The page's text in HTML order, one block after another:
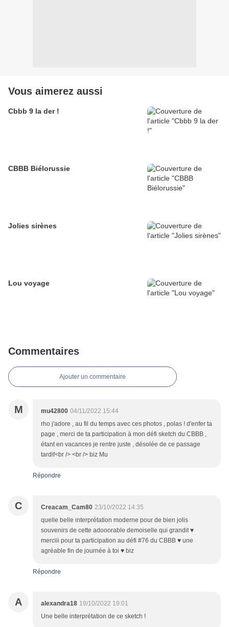
Vous aimerez aussi
Cbbb 9 la der !
CBBB Biélorussie
Jolies sirènes
Lou voyage
Commentaires
Ajouter un commentaire
M mu42800 04/11/2022 15:44
rho j'adore , au fil du temps avec ces photos , polas ! d'enfer ta
page , merci de ta participation à mon défi sketch du CBBB ,
étant en vacances je rentre juste , désolée de ce passage
tardif<br /> <br /> biz Mu
Répondre
C Creacam_Cam80 23/10/2022 14:35
quelle belle interprétation moderne pour de bien jolis
souvenirs de cette adooorable demoiselle qui grandit ♥
merciii pour ta participation au défi #76 du CBBB ♥ une
agréable fin de journée à toi ♥ biz
Répondre
A alexandra18 19/10/2022 19:01
Une belle interprétation de ce sketch !